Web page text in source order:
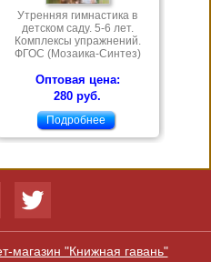
Утренняя гимнастика в
детском саду. 5-6 лет.
Комплексы упражнений.
ФГОС (Мозаика-Синтез)
Оптовая цена:
280 руб.
Подробнее
магазин "Книжная гавань"